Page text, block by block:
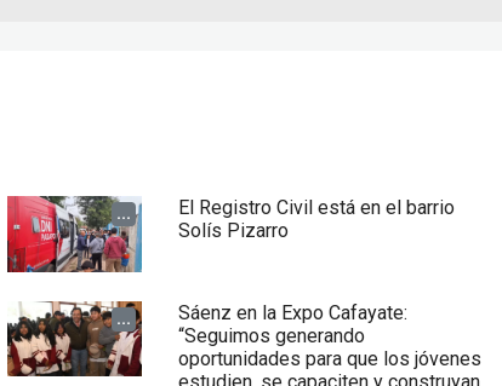
...
El Registro Civil está en el barrio
Solís Pizarro
...
Sáenz en la Expo Cafayate:
“Seguimos generando
oportunidades para que los jóvenes
estudien, se capaciten y construyan